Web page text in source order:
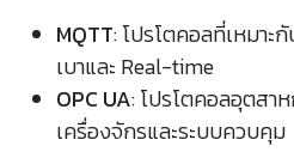
MQTT: โปรโตคอลที่เหมาะ
เบาและ Real-time
OPC UA: โปรโตคอลอุตสา
เครื่องจักรและระบบควบคุม